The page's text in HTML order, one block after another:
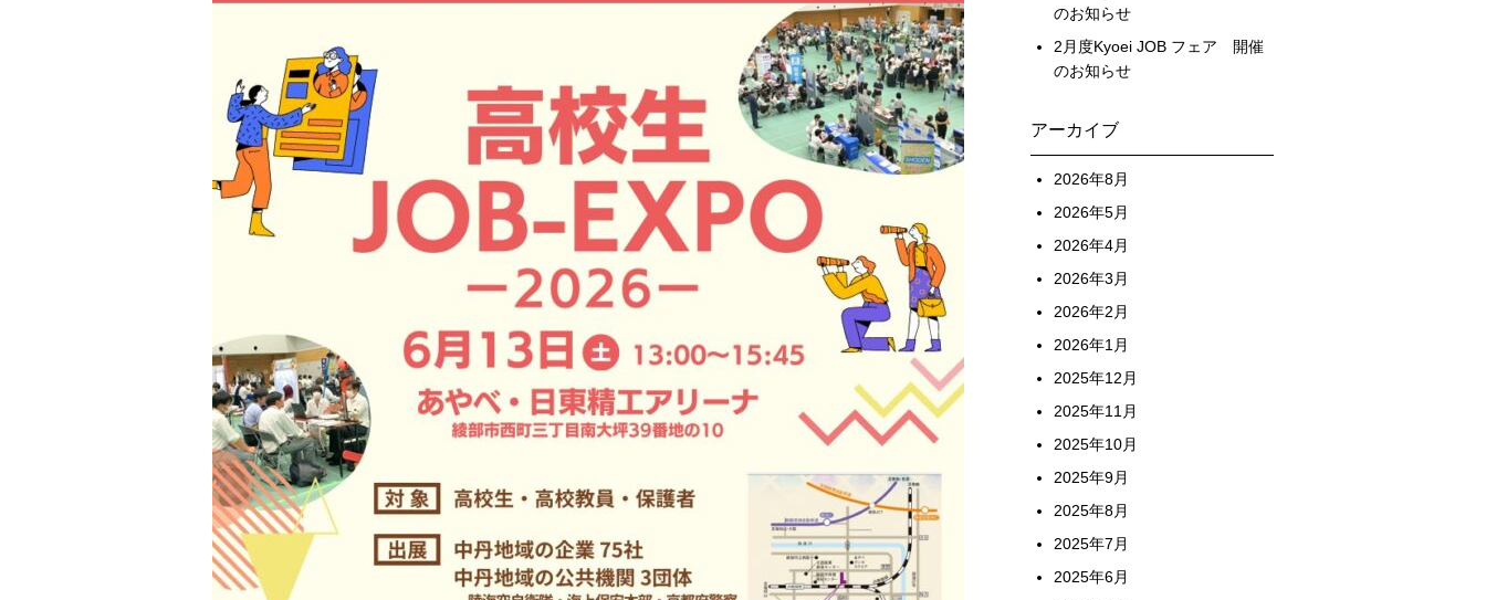
のお知らせ
2月度Kyoei JOB フェア 開催
のお知らせ
アーカイブ
2026年8月
2026年5月
2026年4月
2026年3月
2026年2月
2026年1月
2025年12月
2025年11月
2025年10月
2025年9月
2025年8月
2025年7月
2025年6月